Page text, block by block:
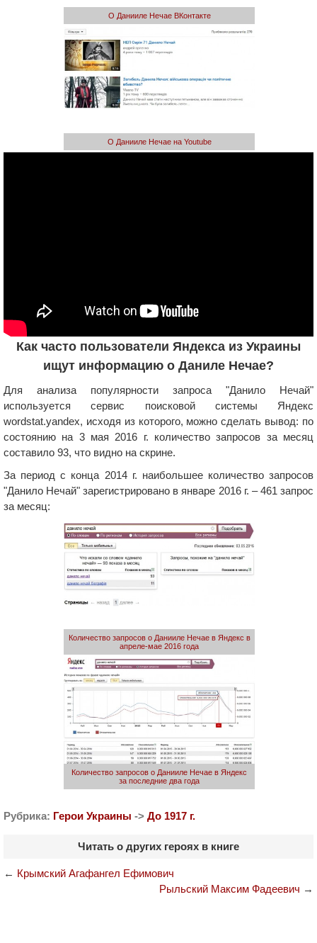
О Данииле Нечае ВКонтакте
О Данииле Нечае на Youtube
Как часто пользователи Яндекса из Украины
ищут информацию о Даниле Нечае?
Для анализа популярности запроса "Данило Нечай"
используется сервис поисковой системы Яндекс
wordstat.yandex, исходя из которого, можно сделать вывод: по
состоянию на 3 мая 2016 г. количество запросов за месяц
составило 93, что видно на скрине.
За период с конца 2014 г. наибольшее количество запросов
"Данило Нечай" зарегистрировано в январе 2016 г. – 461 запрос
за месяц:
Количество запросов о Данииле Нечае в Яндекс в
апреле-мае 2016 года
Количество запросов о Данииле Нечае в Яндекс
за последние два года
Рубрика: Герои Украины -> До 1917 г.
Читать о других героях в книге
← Крымский Агафангел Ефимович
Рыльский Максим Фадеевич →